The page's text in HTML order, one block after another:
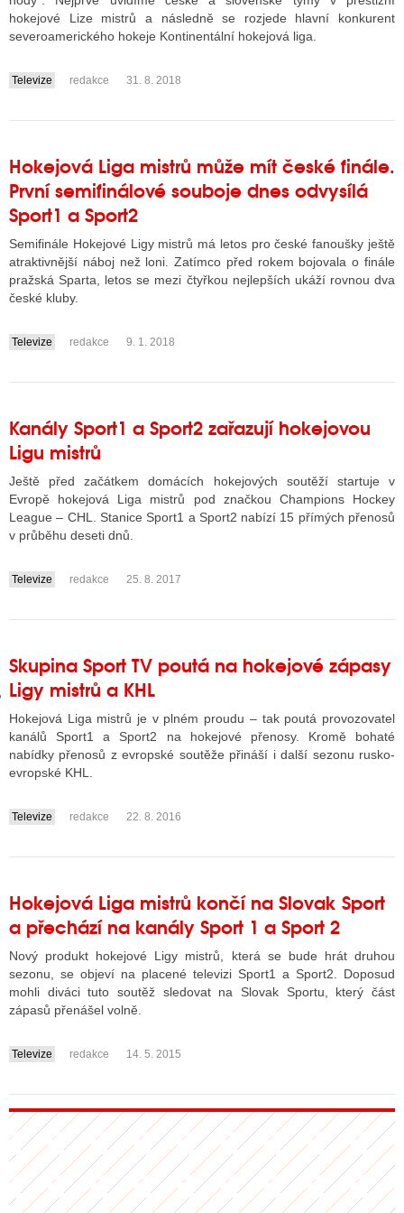
TELEVIZÍ
INTERNET
STRÁNKY RÁDIÍ
STRÁNKY TV
STÁT BLOGEREM
BLOGERA
STARŠÍCH DISKUZÍ
hokejové Lize mistrů a následně se rozjede hlavní konkurent
severoamerického hokeje Kontinentální hokejová liga.
....
Televize redakce 31. 8. 2018
Hokejová Liga mistrů může mít české finále.
První semifinálové souboje dnes odvysílá
Sport1 a Sport2
Semifinále Hokejové Ligy mistrů má letos pro české fanoušky ještě
atraktivnější náboj než loni. Zatímco před rokem bojovala o finále
pražská Sparta, letos se mezi čtyřkou nejlepších ukáží rovnou dva
české kluby.
....
Televize redakce 9. 1. 2018
Kanály Sport1 a Sport2 zařazují hokejovou
Ligu mistrů
Ještě před začátkem domácích hokejových soutěží startuje v
Evropě hokejová Liga mistrů pod značkou Champions Hockey
League – CHL. Stanice Sport1 a Sport2 nabízí 15 přímých přenosů
v průběhu deseti dnů.
....
Televize redakce 25. 8. 2017
Skupina Sport TV poutá na hokejové zápasy
Ligy mistrů a KHL
Hokejová Liga mistrů je v plném proudu – tak poutá provozovatel
kanálů Sport1 a Sport2 na hokejové přenosy. Kromě bohaté
nabídky přenosů z evropské soutěže přináší i další sezonu rusko-
evropské KHL.
....
Televize redakce 22. 8. 2016
Hokejová Liga mistrů končí na Slovak Sport
a přechází na kanály Sport 1 a Sport 2
Nový produkt hokejové Ligy mistrů, která se bude hrát druhou
sezonu, se objeví na placené televizi Sport1 a Sport2. Doposud
mohli diváci tuto soutěž sledovat na Slovak Sportu, který část
zápasů přenášel volně.
....
Televize redakce 14. 5. 2015